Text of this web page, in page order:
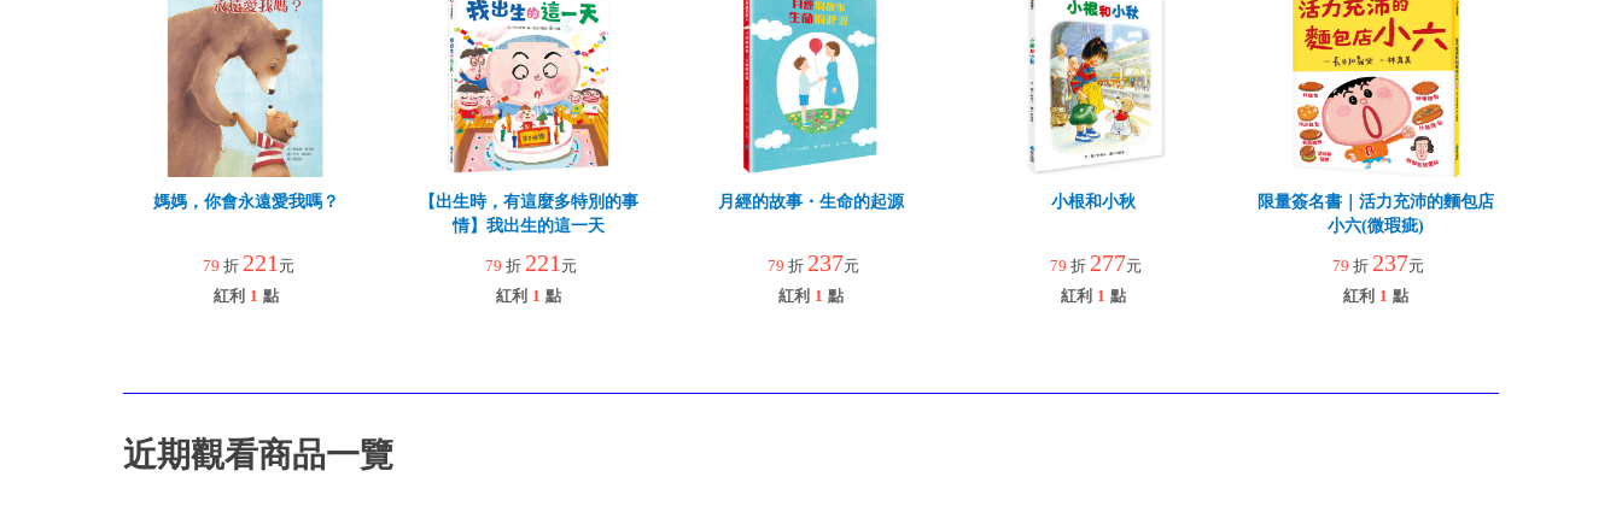
媽媽，你會永遠愛我嗎？
79 折 221 元
紅利 1 點
【出生時，有這麼多特別的事
情】我出生的這一天
79 折 221 元
紅利 1 點
月經的故事・生命的起源
79 折 237元
紅利 1 點
小根和小秋
79 折 277元
紅利 1 點
限量簽名書｜活力充沛的麵包店
小六(微瑕疵)
79 折 237元
紅利 1 點
近期觀看商品一覽